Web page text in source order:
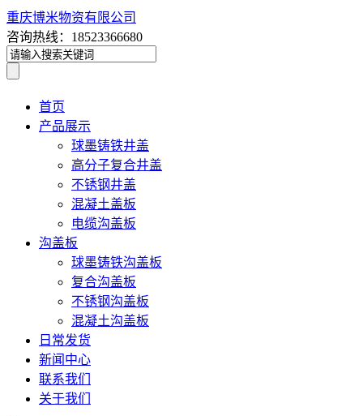
重庆博米物资有限公司
咨询热线：18523366680
首页
产品展示
球墨铸铁井盖
高分子复合井盖
不锈钢井盖
混凝土盖板
电缆沟盖板
沟盖板
球墨铸铁沟盖板
复合沟盖板
不锈钢沟盖板
混凝土沟盖板
日常发货
新闻中心
联系我们
关于我们